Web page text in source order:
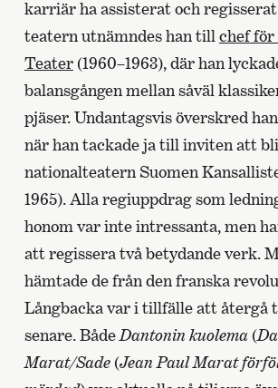
karriär ha assisterat och
teatern utnämndes han tillchef för
Teater(1960–1963), där han
balansgången mellan såväl
pjäser. Undantagsvis överskred
när han tackade ja till inviten att
nationalteatern Suomen
1965). Alla regiuppdrag som
honom var inte intressanta, men
att regissera två betydande verk.
hämtade de från den franska
Långbacka var i tillfälle att återgå
senare. BådeDantonin kuolema(
Marat/Sade(Jean Paul Marat